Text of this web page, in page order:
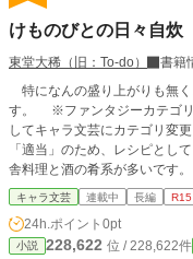
けものびとの日々自炊
東堂大稀（旧：To-do）
書籍
特になんの盛り上がりも無
す。 ※ファンタジーカテゴリ
してキャラ文芸にカテゴリ変更しました。 材料や調味
「適当」のため、レシピとし
舎料理と酒の肴系が多いです。 主人公は異世界から来たウルフマンですが、
ただの作者の趣味で、一般人
設定は作ってますが、活用する予定はあ
作ろうかと自炊飯画像を撮り
な？（自分が）と思ったため
キャラ文芸 連載中 長編 R15
24h.ポイント 0pt
小説 228,622 位 / 228,622件